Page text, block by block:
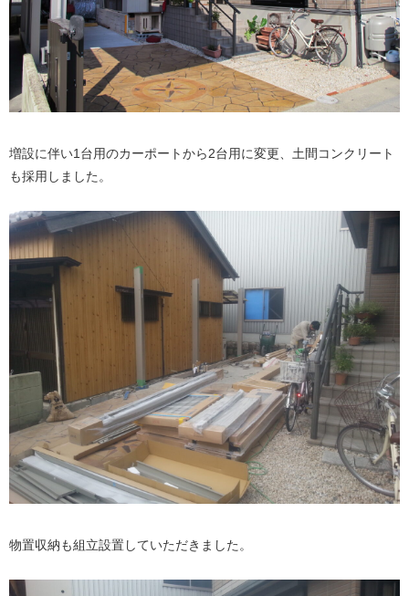
増設に伴い1台用のカーポートから2台用に変更、土間コンクリート
も採用しました。
物置収納も組立設置していただきました。